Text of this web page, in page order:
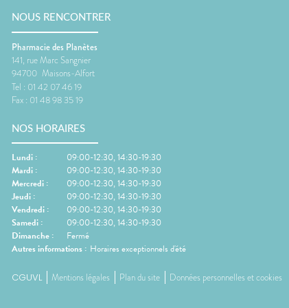
NOUS RENCONTRER
Pharmacie des Planètes
141, rue Marc Sangnier
94700 Maisons-Alfort
Tel : 01 42 07 46 19
Fax : 01 48 98 35 19
NOS HORAIRES
Lundi :
09:00-12:30, 14:30-19:30
Mardi :
09:00-12:30, 14:30-19:30
Mercredi :
09:00-12:30, 14:30-19:30
Jeudi :
09:00-12:30, 14:30-19:30
Vendredi :
09:00-12:30, 14:30-19:30
Samedi :
09:00-12:30, 14:30-19:30
Dimanche :
Fermé
Autres informations : Horaires exceptionnels d'été
CGUVL Mentions légales Plan du site Données personnelles et cookies